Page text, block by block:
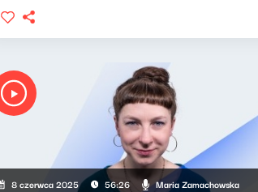
8 czerwca 2025 56:26 Maria Zamachowska